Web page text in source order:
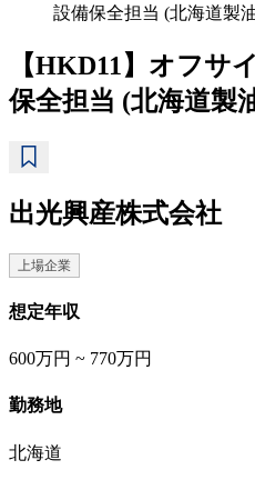
設備保全担当 (北海道製
【HKD11】オフサ
保全担当 (北海道製
出光興産株式会社
上場企業
想定年収
600万円 ~ 770万円
勤務地
北海道